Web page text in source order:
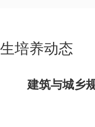
培养动态
建筑与城乡